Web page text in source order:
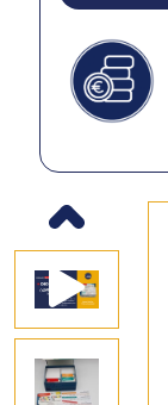
Previous